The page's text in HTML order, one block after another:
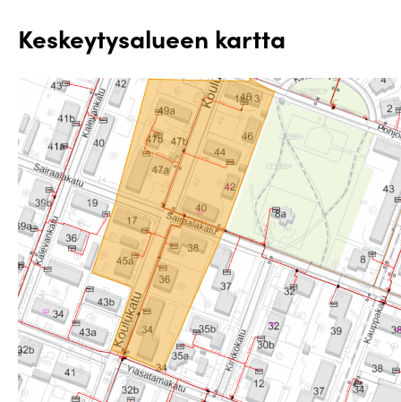
Keskeytysalueen kartta